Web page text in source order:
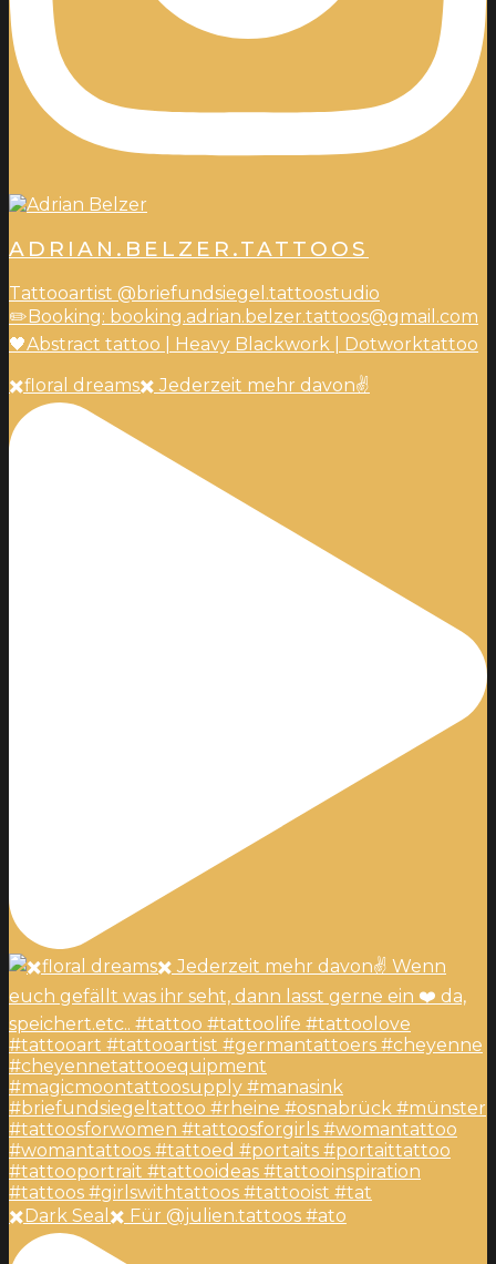
ADRIAN.BELZER.TATTOOS
Tattooartist @briefundsiegel.tattoostudio
✏️Booking: booking.adrian.belzer.tattoos@gmail.com
🖤Abstract tattoo | Heavy Blackwork | Dotworktattoo
✖️floral dreams✖️ Jederzeit mehr davon✌
✖️Dark Seal✖️ Für @julien.tattoos #ato